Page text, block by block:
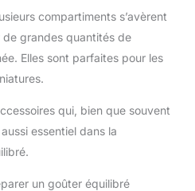
compartiments s’avèrent
grandes quantités de
Elles sont parfaites pour les
qui, bien que souvent
essentiel dans la
un goûter équilibré